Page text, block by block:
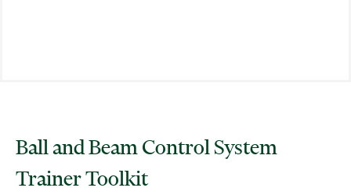
Ball and Beam Control System
Trainer Toolkit